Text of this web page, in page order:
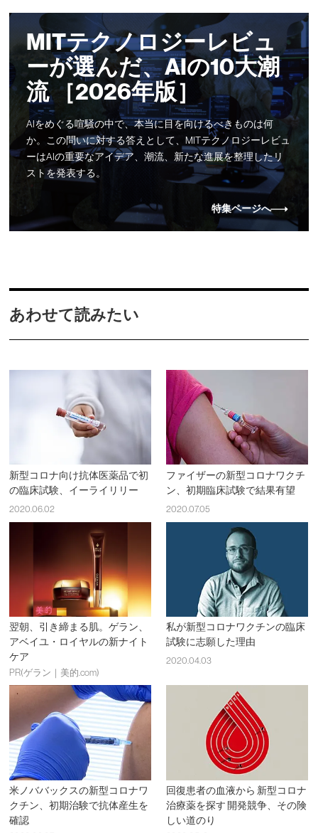
MITテクノロジーレビュ
ーが選んだ、AIの10大潮
流 ［2026年版］
AIをめぐる喧騒の中で、本当に目を向けるべきものは何
か。この問いに対する答えとして、MITテクノロジーレビュ
ーはAIの重要なアイデア、潮流、新たな進展を整理したリ
ストを発表する。
特集ページへ
あわせて読みたい
新型コロナ向け抗体医薬品で初
の臨床試験、イーライリリー
2020.06.02
ファイザーの新型コロナワクチ
ン、初期臨床試験で結果有望
2020.07.05
翌朝、引き締まる肌。ゲラン、
アベイユ・ロイヤルの新ナイト
ケア
PR(ゲラン｜美的.com)
私が新型コロナワクチンの臨床
試験に志願した理由
2020.04.03
米ノババックスの新型コロナワ
クチン、初期治験で抗体産生を
確認
回復患者の血液から 新型コロナ
治療薬を探す 開発競争、その険
しい道のり